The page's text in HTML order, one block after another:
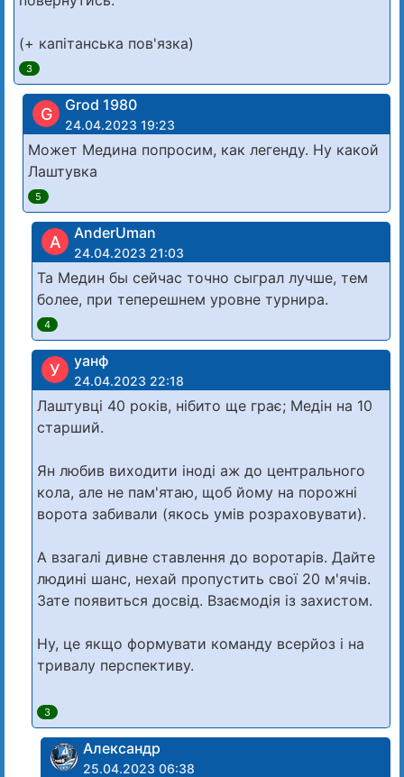
(+ капітанська пов'язка)
3
G Grod 1980
24.04.2023 19:23
Может Медина попросим, как легенду. Ну какой
Лаштувка
5
A AnderUman
24.04.2023 21:03
Та Медин бы сейчас точно сыграл лучше, тем
более, при теперешнем уровне турнира.
4
У уанф
24.04.2023 22:18
Лаштувці 40 років, нібито ще грає; Медін на 10
старший.
Ян любив виходити іноді аж до центрального
кола, але не пам'ятаю, щоб йому на порожні
ворота забивали (якось умів розраховувати).
А взагалі дивне ставлення до воротарів. Дайте
людині шанс, нехай пропустить свої 20 м'ячів.
Зате появиться досвід. Взаємодія із захистом.
Ну, це якщо формувати команду всерйоз і на
тривалу перспективу.
3
Александр
25.04.2023 06:38